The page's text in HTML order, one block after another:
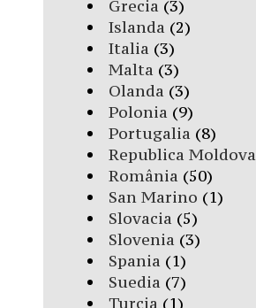
Grecia (3)
Islanda (2)
Italia (3)
Malta (3)
Olanda (3)
Polonia (9)
Portugalia (8)
Republica Moldova
România (50)
San Marino (1)
Slovacia (5)
Slovenia (3)
Spania (1)
Suedia (7)
Turcia (1)